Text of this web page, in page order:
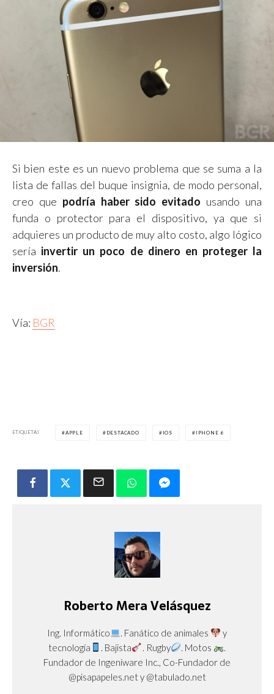
Si bien este es un nuevo problema que se suma a la
lista de fallas del buque insignia, de modo personal,
creo que podría haber sido evitado usando una
funda o protector para el dispositivo, ya que si
adquieres un producto de muy alto costo, algo lógico
sería invertir un poco de dinero en proteger la
inversión.
Vía: BGR
ETIQUETAS APPLE DESTACADO IOS IPHONE 6
Roberto Mera Velásquez
Ing. Informático . Fanático de animales
y
tecnología
. Bajista . Rugby . Motos
.
Fundador de Ingeniware Inc., Co-Fundador de
@pisapapeles.net y @tabulado.net